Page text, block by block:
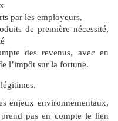
par les employeurs,
de première nécessité,
des revenus, avec en
l’impôt sur la fortune.
enjeux environnementaux,
pas en compte le lien